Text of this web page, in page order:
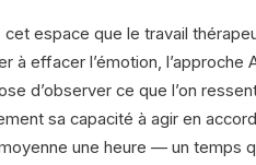
cet espace que le travail
à effacer l’émotion, l’approche
d’observer ce que l’on
sa capacité à agir en
une heure — un temps